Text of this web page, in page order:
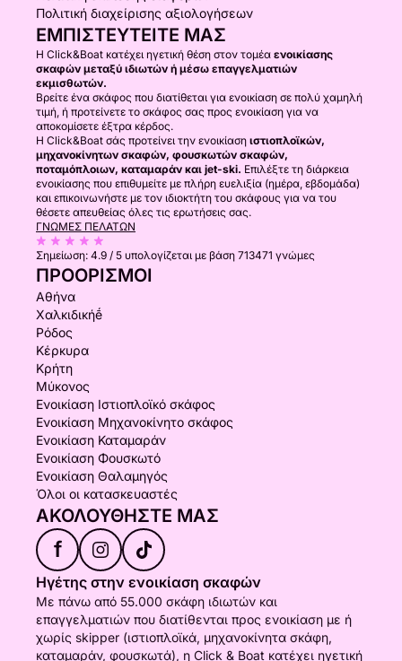
Πολιτική διαχείρισης αξιολογήσεων
ΕΜΠΙΣΤΕΥΤΕΊΤΕ ΜΑΣ
Η Click&Boat κατέχει ηγετική θέση στον τομέα ενοικίασης
σκαφών μεταξύ ιδιωτών ή μέσω επαγγελματιών
εκμισθωτών.
Βρείτε ένα σκάφος που διατίθεται για ενοικίαση σε πολύ χαμηλή
τιμή, ή προτείνετε το σκάφος σας προς ενοικίαση για να
αποκομίσετε έξτρα κέρδος.
Η Click&Boat σάς προτείνει την ενοικίαση ιστιοπλοϊκών,
μηχανοκίνητων σκαφών, φουσκωτών σκαφών,
ποταμόπλοιων, καταμαράν και jet-ski. Επιλέξτε τη διάρκεια
ενοικίασης που επιθυμείτε με πλήρη ευελιξία (ημέρα, εβδομάδα)
και επικοινωνήστε με τον ιδιοκτήτη του σκάφους για να του
θέσετε απευθείας όλες τις ερωτήσεις σας.
ΓΝΏΜΕΣ ΠΕΛΑΤΏΝ
Σημείωση: 4.9 / 5 υπολογίζεται με βάση 713471 γνώμες
ΠΡΟΟΡΙΣΜΟΊ
Αθήνα
Χαλκιδικήḗ
Ρόδος
Κέρκυρα
Κρήτη
Μύκονος
Ενοικίαση Ιστιοπλοϊκό σκάφος
Ενοικίαση Μηχανοκίνητο σκάφος
Ενοικίαση Καταμαράν
Ενοικίαση Φουσκωτό
Ενοικίαση Θαλαμηγός
Όλοι οι κατασκευαστές
ΑΚΟΛΟΥΘΉΣΤΕ ΜΑΣ
f
Ηγέτης στην ενοικίαση σκαφών
Με πάνω από 55.000 σκάφη ιδιωτών και
επαγγελματιών που διατίθενται προς ενοικίαση με ή
χωρίς skipper (ιστιοπλοϊκά, μηχανοκίνητα σκάφη,
καταμαράν, φουσκωτά), η Click & Boat κατέχει ηγετική